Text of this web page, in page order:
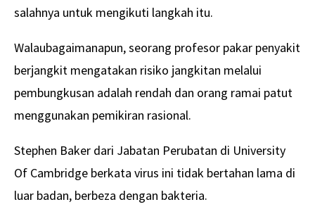
salahnya untuk mengikuti langkah itu.
Walaubagaimanapun, seorang profesor pakar penyakit
berjangkit mengatakan risiko jangkitan melalui
pembungkusan adalah rendah dan orang ramai patut
menggunakan pemikiran rasional.
Stephen Baker dari Jabatan Perubatan di University
Of Cambridge berkata virus ini tidak bertahan lama di
luar badan, berbeza dengan bakteria.